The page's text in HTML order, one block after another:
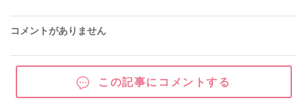
コメントがありません
この記事にコメントする